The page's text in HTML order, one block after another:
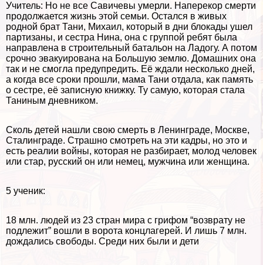
Учитель: Но не все Савичевы умерли. Наперекор cмepти
продолжается жизнь этой семьи. Остался в живых
родной брат Тани, Михаил, который в дни блокады ушел
партизаны, и сестра Нина, она с группой ребят была
направлена в строительный батальон на Ладогу. А потом
срочно эвакуирована на Большую землю. Домашних она
так и не смогла предупредить. Её ждали несколько дней,
а когда все сроки прошли, мама Тани отдала, как память
о сестре, её записную книжку. Ту самую, которая стала
Таниным дневником.
Сколь детей нашли свою cмepть в Ленинграде, Москве,
Сталинграде. Страшно смотреть на эти кадры, но это и
есть реалии войны, которая не разбирает, молод человек
или стар, русский он или немец, мужчина или женщина.
5 ученик:
18 млн. людей из 23 стран мира с грифом “возврату не
подлежит” вошли в ворота концлагерей. И лишь 7 млн.
дождались свободы. Среди них были и дети